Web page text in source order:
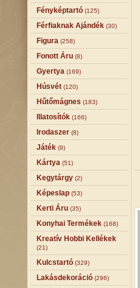
Fényképtartó (125)
Férfiaknak Ajándék (30)
Figura (258)
Fonott Áru (8)
Gyertya (169)
Húsvét (120)
Hűtőmágnes (183)
Illatosítók (166)
Irodaszer (8)
Játék (9)
Kártya (51)
Kegytárgy (2)
Képeslap (53)
Kerti Áru (35)
Konyhai Termékek (168)
Kreatív Hobbi Kellékek
(21)
Kulcstartó (329)
Lakásdekoráció (296)